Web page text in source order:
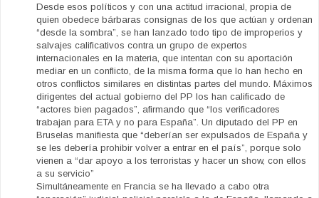
Desde esos políticos y con una actitud irracional, propia de
quien obedece bárbaras consignas de los que actúan y ordenan
“desde la sombra”, se han lanzado todo tipo de improperios y
salvajes calificativos contra un grupo de expertos
internacionales en la materia, que intentan con su aportación
mediar en un conflicto, de la misma forma que lo han hecho en
otros conflictos similares en distintas partes del mundo. Máximos
dirigentes del actual gobierno del PP los han calificado de
“actores bien pagados”, afirmando que “los verificadores
trabajan para ETA y no para España”. Un diputado del PP en
Bruselas manifiesta que “deberían ser expulsados de España y
se les debería prohibir volver a entrar en el país”, porque solo
vienen a “dar apoyo a los terroristas y hacer un show, con ellos
a su servicio”
Simultáneamente en Francia se ha llevado a cabo otra